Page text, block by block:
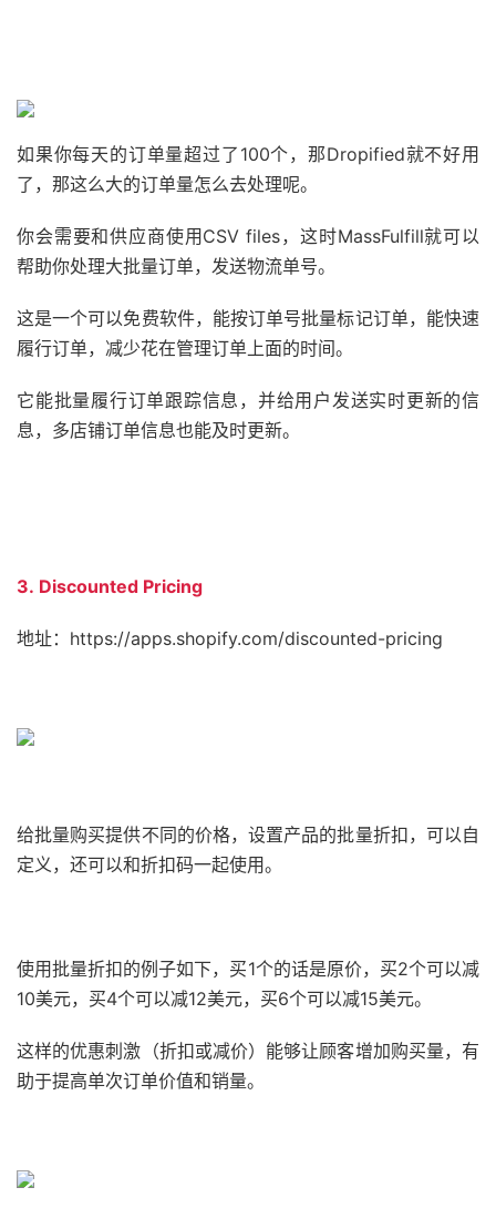
如果你每天的订单量超过了100个，那Dropified就不好用
了，那这么大的订单量怎么去处理呢。
你会需要和供应商使用CSV files，这时MassFulfill就可以
帮助你处理大批量订单，发送物流单号。
这是一个可以免费软件，能按订单号批量标记订单，能快速
履行订单，减少花在管理订单上面的时间。
它能批量履行订单跟踪信息，并给用户发送实时更新的信
息，多店铺订单信息也能及时更新。
3. Discounted Pricing
地址：https://apps.shopify.com/discounted-pricing
给批量购买提供不同的价格，设置产品的批量折扣，可以自
定义，还可以和折扣码一起使用。
使用批量折扣的例子如下，买1个的话是原价，买2个可以减
10美元，买4个可以减12美元，买6个可以减15美元。
这样的优惠刺激（折扣或减价）能够让顾客增加购买量，有
助于提高单次订单价值和销量。